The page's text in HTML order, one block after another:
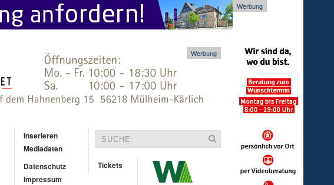
Werbung
Werbung
Inserieren
Mediadaten
Datenschutz
Impressum
Tickets